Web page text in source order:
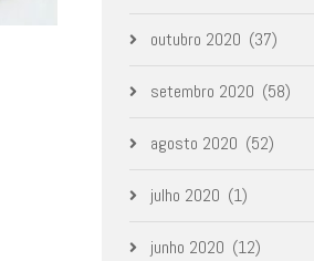
outubro 2020 (37)
setembro 2020 (58)
agosto 2020 (52)
julho 2020 (1)
junho 2020 (12)